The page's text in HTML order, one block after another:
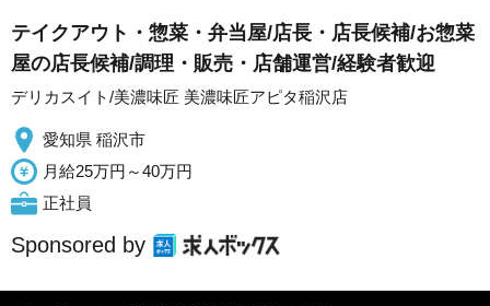
テイクアウト・惣菜・弁当屋/店長・店長候補/お惣菜
屋の店長候補/調理・販売・店舗運営/経験者歓迎
デリカスイト/美濃味匠 美濃味匠アピタ稲沢店
愛知県 稲沢市
月給25万円～40万円
正社員
Sponsored by